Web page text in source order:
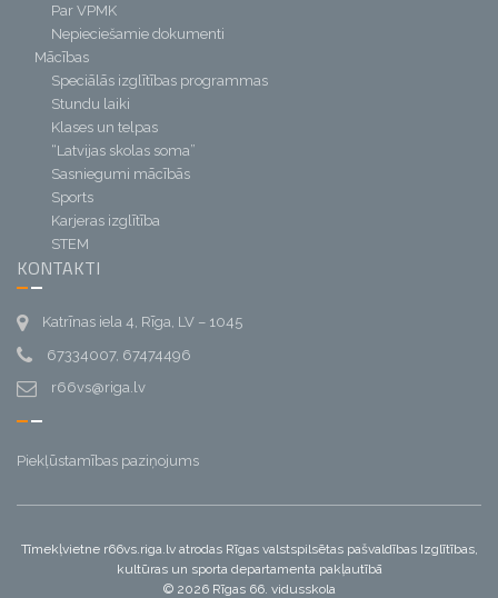
Par VPMK
Nepieciešamie dokumenti
Mācības
Speciālās izglītības programmas
Stundu laiki
Klases un telpas
“Latvijas skolas soma”
Sasniegumi mācībās
Sports
Karjeras izglītība
STEM
KONTAKTI
Katrīnas iela 4, Rīga, LV – 1045
67334007, 67474496
r66vs@riga.lv
Piekļūstamības paziņojums
Tīmekļvietne r66vs.riga.lv atrodas Rīgas valstspilsētas pašvaldības Izglītības,
kultūras un sporta departamenta pakļautībā
© 2026 Rīgas 66. vidusskola